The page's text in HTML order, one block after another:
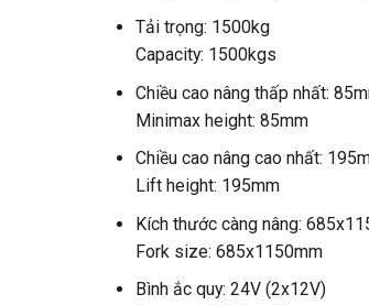
Tải trọng: 1500kg
Capacity: 1500kgs
Chiều cao nâng thấp nhất:
Minimax height: 85mm
Chiều cao nâng cao nhất:
Lift height: 195mm
Kích thước càng nâng:
Fork size: 685x1150mm
Bình ắc quy: 24V (2x12V)